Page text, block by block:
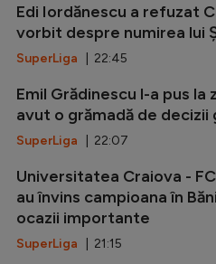
Edi Iordănescu a refuzat
vorbit despre numirea lui
SuperLiga | 22:45
Emil Grădinescu l-a pus la
avut o grămadă de decizii
SuperLiga | 22:07
Universitatea Craiova -
au învins campioana în
ocazii importante
SuperLiga | 21:15